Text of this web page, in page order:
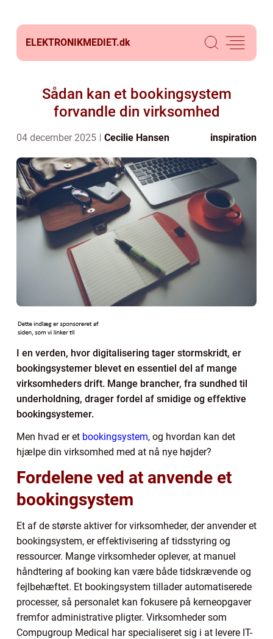
ELEKTRONIKMEDIET.dk
Sådan kan et bookingsystem
forvandle din virksomhed
04 december 2025 Cecilie Hansen inspiration
I en verden, hvor digitalisering tager stormskridt, er
bookingsystemer blevet en essentiel del af mange
virksomheders drift. Mange brancher, fra sundhed til
underholdning, drager fordel af smidige og effektive
bookingsystemer.
Men hvad er et bookingsystem, og hvordan kan det
hjælpe din virksomhed med at nå nye højder?
Fordelene ved at anvende et
bookingsystem
Et af de største aktiver for virksomheder, der anvender et
bookingsystem, er effektivisering af tidsstyring og
ressourcer. Mange virksomheder oplever, at manuel
håndtering af booking kan være både tidskrævende og
fejlbehæftet. Et bookingsystem tillader automatiserede
processer, så personalet kan fokusere på kerneopgaver
fremfor administrative pligter. Virksomheder som
Compugroup Medical har specialiseret sig i at levere IT-